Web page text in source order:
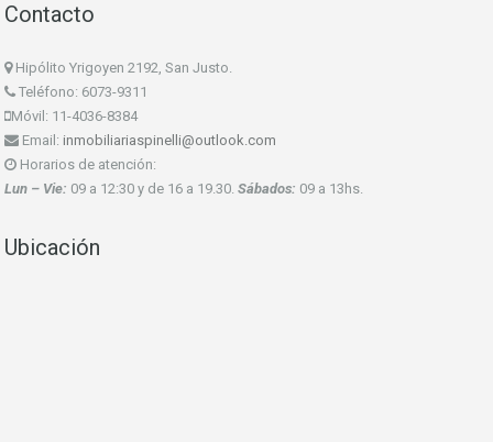
Contacto
Hipólito Yrigoyen 2192, San Justo.
Teléfono: 6073-9311
Móvil: 11-4036-8384
Email: inmobiliariaspinelli@outlook.com
Horarios de atención:
Lun – Vie: 09 a 12:30 y de 16 a 19.30. Sábados: 09 a 13hs.
Ubicación